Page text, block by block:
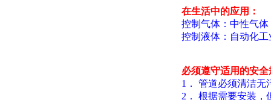
在生活中的应用：
控制气体：中性气体
控制液体：自动化
必须遵守适用的安全
1 ． 管道必须清洁无
2 ． 根据需要安装